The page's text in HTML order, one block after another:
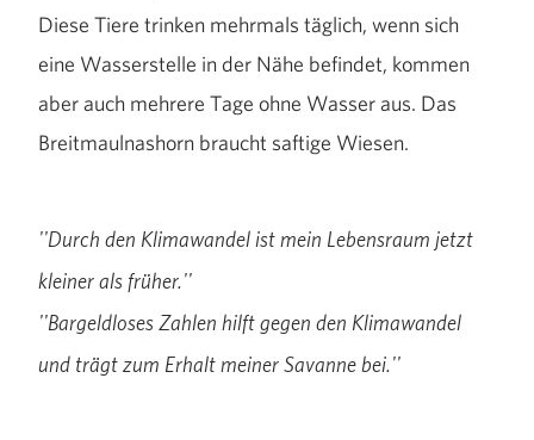
Diese Tiere trinken mehrmals täglich, wenn sich
eine Wasserstelle in der Nähe befindet, kommen
aber auch mehrere Tage ohne Wasser aus. Das
Breitmaulnashorn braucht saftige Wiesen.
''Durch den Klimawandel ist mein Lebensraum jetzt
kleiner als früher.''
''Bargeldloses Zahlen hilft gegen den Klimawandel
und trägt zum Erhalt meiner Savanne bei.''